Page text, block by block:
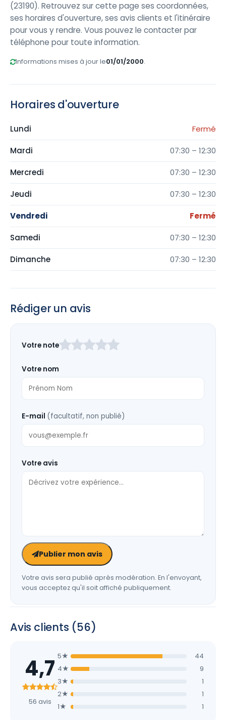
(23190). Retrouvez sur cette page ses coordonnées,
ses horaires d'ouverture, ses avis clients et l'itinéraire
pour vous y rendre. Vous pouvez le contacter par
téléphone pour toute information.
Informations mises à jour le01/01/2000.
Horaires d'ouverture
Lundi Fermé
Mardi 07:30 – 12:30
Mercredi 07:30 – 12:30
Jeudi 07:30 – 12:30
Vendredi Fermé
Samedi 07:30 – 12:30
Dimanche 07:30 – 12:30
Rédiger un avis
ce
vide
Votre note
Votre nom
E-mail (facultatif, non publié)
Votre avis
Publier mon avis
Votre avis sera publié après modération. En l'envoyant,
vous acceptez qu'il soit affiché publiquement.
Avis clients (56)
4,7
56 avis
5★
44
4★
9
3★
1
2★
1
1★
1